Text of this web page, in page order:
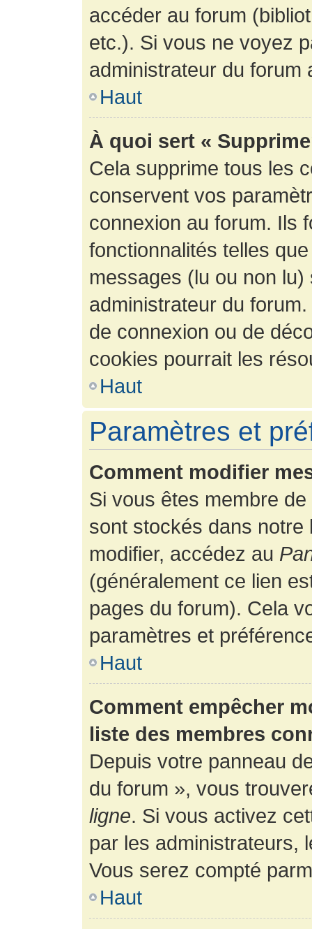
accéder au forum
etc.). Si vous ne voyez
administrateur du forum
Haut
À quoi sert «
Cela supprime tous les
conservent vos
connexion au forum. Ils
fonctionnalités telles
messages (lu ou non
administrateur du
de connexion ou de
cookies pourrait les
Haut
Paramètres et
Comment modifier
Si vous êtes membre
sont stockés dans
modifier, accédez au
(généralement ce lien
pages du forum). Cela
paramètres et
Haut
Comment empêcher
liste des membres
Depuis votre panneau
du forum », vous
ligne. Si vous activez
par les administrateurs,
Vous serez compté
Haut